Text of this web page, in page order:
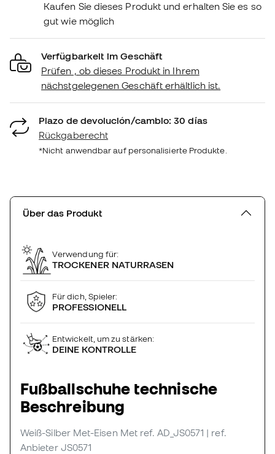
Kaufen Sie dieses Produkt und erhalten Sie es so
gut wie möglich
Verfügbarkeit im Geschäft
Prüfen , ob dieses Produkt in Ihrem
nächstgelegenen Geschäft erhältlich ist.
Plazo de devolución/cambio: 30 días
Rückgaberecht
*Nicht anwendbar auf personalisierte Produkte.
Über das Produkt
Verwendung für:
TROCKENER NATURRASEN
Für dich, Spieler:
PROFESSIONELL
Entwickelt, um zu stärken:
DEINE KONTROLLE
Fußballschuhe technische
Beschreibung
Weiß-Silber Met-Eisen Met ref. AD_JS0571 | ref.
Anbieter JS0571